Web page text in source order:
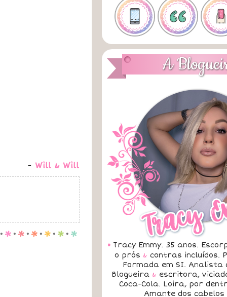
- Will & Will
. p . p . p . p . p . p
A
• Tracy Emmy. 35 anos.
o prós & contras incluídos.
Formada em SI. Analista
Blogueira & escritora,
Coca-Cola. Loira, por
Amante dos